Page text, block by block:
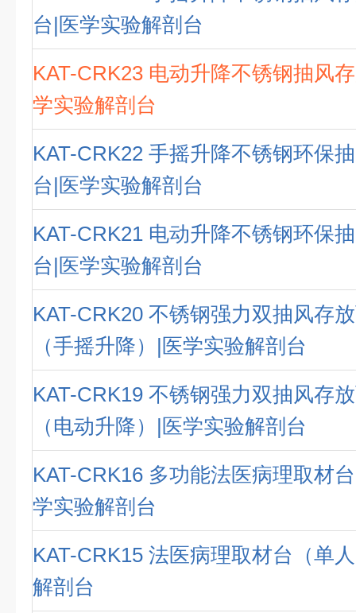
台|医学实验解剖台
KAT-CRK23 电动升降不锈钢抽风
学实验解剖台
KAT-CRK22 手摇升降不锈钢环保
台|医学实验解剖台
KAT-CRK21 电动升降不锈钢环保
台|医学实验解剖台
KAT-CRK20 不锈钢强力双抽风存
（手摇升降）|医学实验解剖台
KAT-CRK19 不锈钢强力双抽风存
（电动升降）|医学实验解剖台
KAT-CRK16 多功能法医病理取材
学实验解剖台
KAT-CRK15 法医病理取材台（单
解剖台